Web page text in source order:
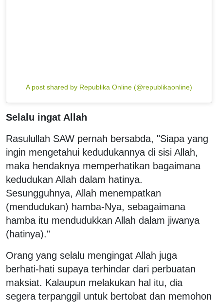
A post shared by Republika Online (@republikaonline)
Selalu ingat Allah
Rasulullah SAW pernah bersabda, "Siapa yang
ingin mengetahui kedudukannya di sisi Allah,
maka hendaknya memperhatikan bagaimana
kedudukan Allah dalam hatinya.
Sesungguhnya, Allah menempatkan
(mendudukan) hamba-Nya, sebagaimana
hamba itu mendudukkan Allah dalam jiwanya
(hatinya)."
Orang yang selalu mengingat Allah juga
berhati-hati supaya terhindar dari perbuatan
maksiat. Kalaupun melakukan hal itu, dia
segera terpanggil untuk bertobat dan memohon